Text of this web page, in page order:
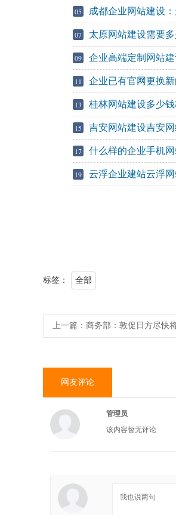
云）
05 成都企业网站建设
07 太原网站建设需要
09 企业高端定制网站
11 企业已有官网更换
13 桂林网站建设多少
15 吉安网站建设吉安
17 什么样的企业手机
19 云浮企业建站云浮
标签： 全部
上一篇： 商务部：敦促日方尽快
网友评论
管理员
该内容暂无评论